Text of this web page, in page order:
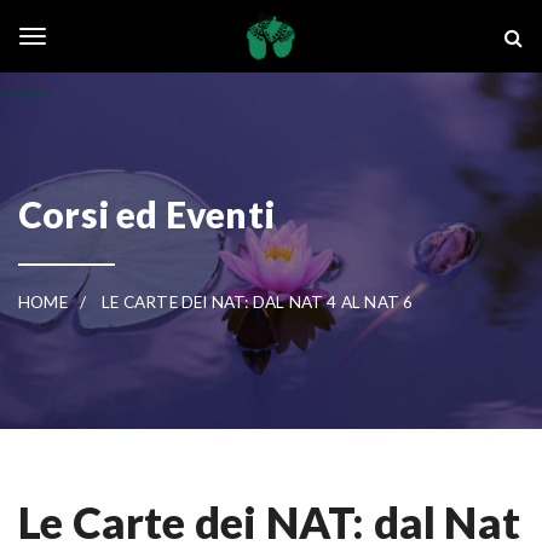
Corsi ed Eventi
HOME LE CARTE DEI NAT: DAL NAT 4 AL NAT 6
Le Carte dei NAT: dal Nat